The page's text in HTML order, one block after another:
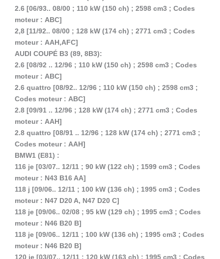
2.6 [06/93.. 08/00 ; 110 kW (150 ch) ; 2598 cm3 ; Codes
moteur : ABC]
2,8 [11/92.. 08/00 ; 128 kW (174 ch) ; 2771 cm3 ; Codes
moteur : AAH,AFC]
AUDI COUPÉ B3 (89, 8B3):
2.6 [08/92 .. 12/96 ; 110 kW (150 ch) ; 2598 cm3 ; Codes
moteur : ABC]
2.6 quattro [08/92.. 12/96 ; 110 kW (150 ch) ; 2598 cm3 ;
Codes moteur : ABC]
2.8 [09/91 .. 12/96 ; 128 kW (174 ch) ; 2771 cm3 ; Codes
moteur : AAH]
2.8 quattro [08/91 .. 12/96 ; 128 kW (174 ch) ; 2771 cm3 ;
Codes moteur : AAH]
BMW1 (E81) :
116 je [03/07.. 12/11 ; 90 kW (122 ch) ; 1599 cm3 ; Codes
moteur : N43 B16 AA]
118 j [09/06.. 12/11 ; 100 kW (136 ch) ; 1995 cm3 ; Codes
moteur : N47 D20 A, N47 D20 C]
118 je [09/06.. 02/08 ; 95 kW (129 ch) ; 1995 cm3 ; Codes
moteur : N46 B20 B]
118 je [09/06.. 12/11 ; 100 kW (136 ch) ; 1995 cm3 ; Codes
moteur : N46 B20 B]
120 je [03/07.. 12/11 ; 120 kW (163 ch) ; 1995 cm3 ; Codes